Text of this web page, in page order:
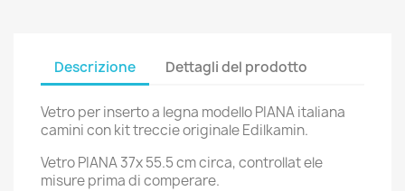
Descrizione Dettagli del prodotto
Vetro per inserto a legna modello PIANA italiana
camini con kit treccie originale Edilkamin.
Vetro PIANA 37x 55.5 cm circa, controllat ele
misure prima di comperare.